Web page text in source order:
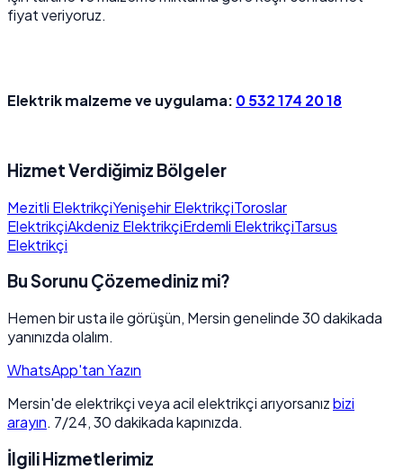
fiyat veriyoruz.
Elektrik malzeme ve uygulama: 0 532 174 20 18
Hizmet Verdiğimiz Bölgeler
Mezitli ElektrikçiYenişehir ElektrikçiToroslar
ElektrikçiAkdeniz ElektrikçiErdemli ElektrikçiTarsus
Elektrikçi
Bu Sorunu Çözemediniz mi?
Hemen bir usta ile görüşün, Mersin genelinde 30 dakikada
yanınızda olalım.
WhatsApp'tan Yazın
Mersin'de elektrikçi veya acil elektrikçi arıyorsanızbizi
arayın. 7/24, 30 dakikada kapınızda.
İlgili Hizmetlerimiz